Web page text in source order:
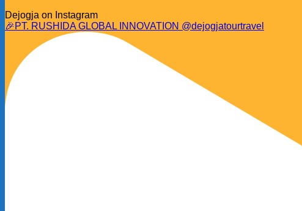
Dejogja on Instagram
🎉PT. RUSHIDA GLOBAL INNOVATION @dejogjatourtravel